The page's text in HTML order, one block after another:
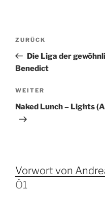
i
r
a
g
a
v
V
o
r
e
r
e
i
ZURÜCK
Die Liga der
Benedict
N
ä
e
r
B
WEITER
Naked Lunch – Lights
Vorwort von
Ö1